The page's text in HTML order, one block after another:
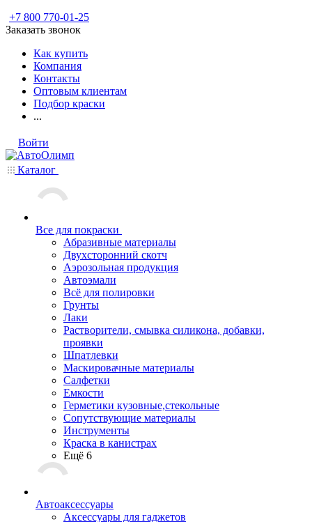
+7 800 770-01-25
Заказать звонок
Как купить
Компания
Контакты
Оптовым клиентам
Подбор краски
...
Войти
Каталог
Все для покраски
Абразивные материалы
Двухсторонний скотч
Аэрозольная продукция
Автоэмали
Всё для полировки
Грунты
Лаки
Растворители, смывка силикона, добавки,
проявки
Шпатлевки
Маскировачные материалы
Салфетки
Емкости
Герметики кузовные,стекольные
Сопутствующие материалы
Инструменты
Краска в канистрах
Ещё 6
Автоаксессуары
Аксессуары для гаджетов